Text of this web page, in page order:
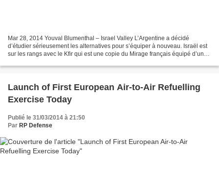
Mar 28, 2014 Youval Blumenthal – Israel Valley L’Argentine a décidé
d’étudier sérieusement les alternatives pour s’équiper à nouveau. Israël est
sur les rangs avec le Kfir qui est une copie du Mirage français équipé d’un
Launch of First European Air-to-Air Refuelling
Exercise Today
Publié le 31/03/2014 à 21:50
Par RP Defense